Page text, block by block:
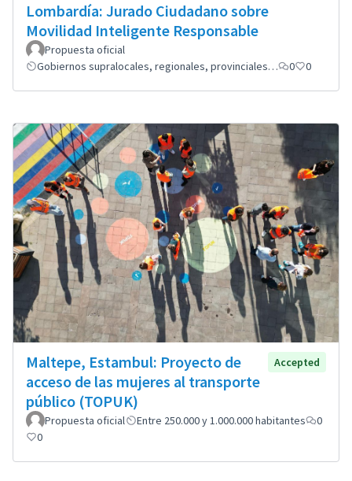
Lombardía: Jurado Ciudadano sobre
Movilidad Inteligente Responsable
Propuesta oficial
Gobiernos supralocales, regionales, provinciales…
0 0
Maltepe, Estambul: Proyecto de
acceso de las mujeres al transporte
público (TOPUK)
Accepted
Propuesta oficial Entre 250.000 y 1.000.000 habitantes
0
0